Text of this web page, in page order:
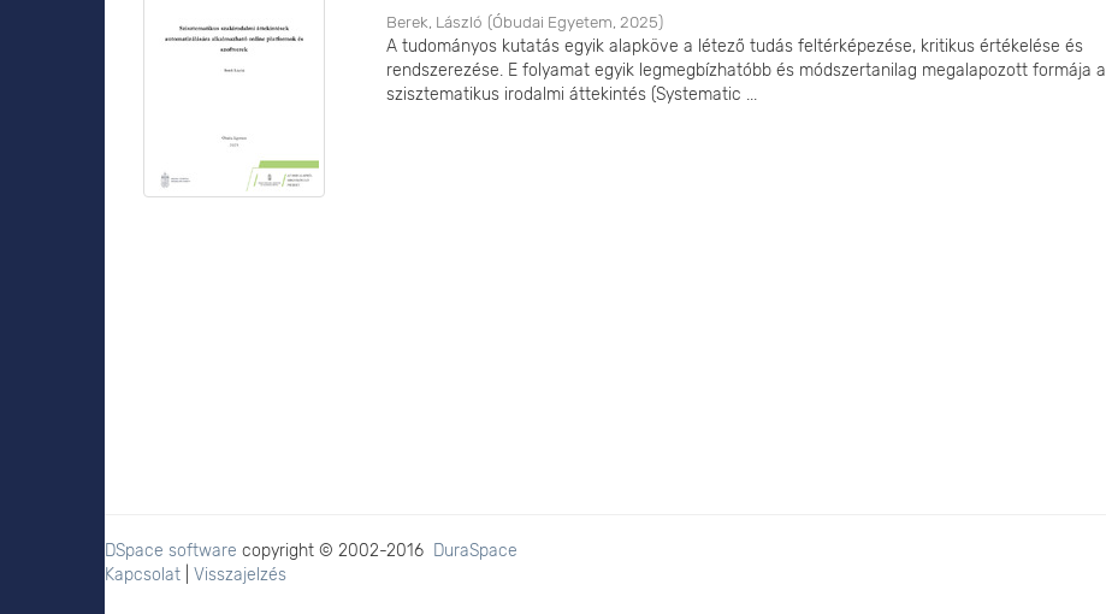
Berek, László (Óbudai Egyetem 2025)
A tudományos kutatás egyik alapköve a létező tudás feltérképezése, kritikus értékelése és
rendszerezése. E folyamat egyik legmegbízhatóbb és módszertanilag megalapozott formája a
szisztematikus irodalmi áttekintés (Systematic ...
DSpace software copyright © 2002-2016 DuraSpace
Kapcsolat
Visszajelzés